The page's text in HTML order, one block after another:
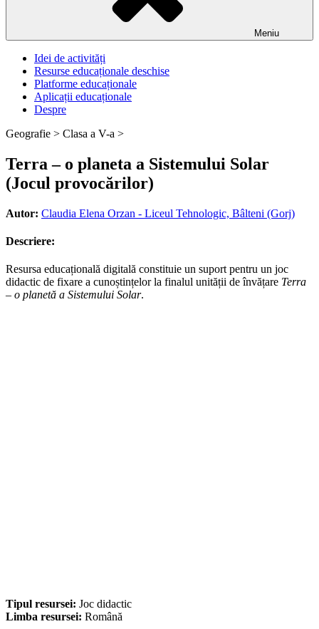
Meniu
Idei de activități
Resurse educaționale deschise
Platforme educaționale
Aplicații educaționale
Despre
Geografie > Clasa a V-a >
Terra – o planeta a Sistemului Solar
(Jocul provocărilor)
Autor: Claudia Elena Orzan - Liceul Tehnologic, Bâlteni (Gorj)
Descriere:
Resursa educațională digitală constituie un suport pentru un joc
didactic de fixare a cunoștințelor la finalul unității de învățare Terra
– o planetă a Sistemului Solar.
Tipul resursei: Joc didactic
Limba resursei: Română